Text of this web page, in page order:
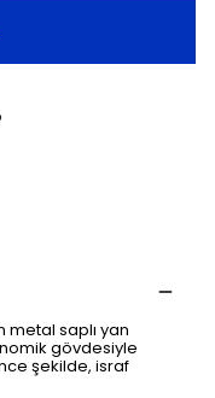
metal saplı yan
gövdesiyle
şekilde, israf